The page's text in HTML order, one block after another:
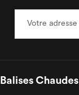
Balises Chaudes